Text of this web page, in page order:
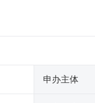
申办主体